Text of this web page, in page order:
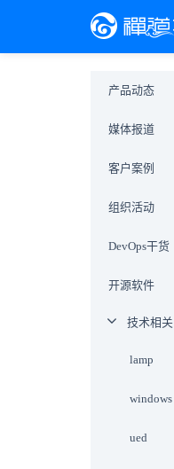
产品动态
媒体报道
客户案例
组织活动
DevOps干货
开源软件
技术相关
lamp
windows
ued